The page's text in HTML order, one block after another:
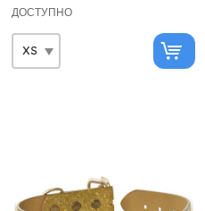
ДОСТУПНО